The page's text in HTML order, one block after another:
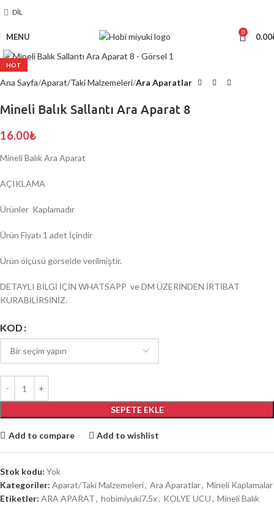
DIL
MENU 0 0.00
HOT
Ana Sayfa Aparat/Taki Malzemeleri Ara Aparatlar
Mineli Balık Sallantı Ara Aparat 8
16.00₺
Mineli Balık Ara Aparat
AÇIKLAMA
Ürünler Kaplamadır
Ürün Fiyatı 1 adet İçindir
Ürün ölçüsü görselde verilmiştir.
DETAYLI BİLGİ İÇİN WHATSAPP ve DM ÜZERİNDEN İRTİBAT
KURABİLİRSİNİZ.
KOD
SEPETE EKLE
Add to compare Add to wishlist
Stok kodu: Yok
Kategoriler: Aparat/Taki Malzemeleri, Ara Aparatlar, Mineli Kaplamalar
Etiketler: ARA APARAT, hobimiyuki7.5x, KOLYE UCU, Mineli Balık